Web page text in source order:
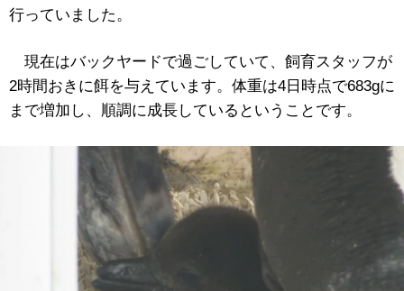
行っていました。
現在はバックヤードで過ごしていて、飼育スタッフが
2時間おきに餌を与えています。体重は4日時点で683gに
まで増加し、順調に成長しているということです。